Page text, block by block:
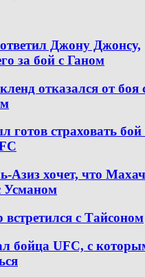
Джону Джонсу,
за бой с Ганом
отказался от боя
готов страховать бой
Азиз хочет, что
Усманом
с Тайсоном
бойца UFC, с